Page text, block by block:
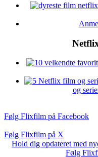
og
Følg Flixfilm på Facebook
Følg Flixfilm på X
Hold dig opdateret med
Følg